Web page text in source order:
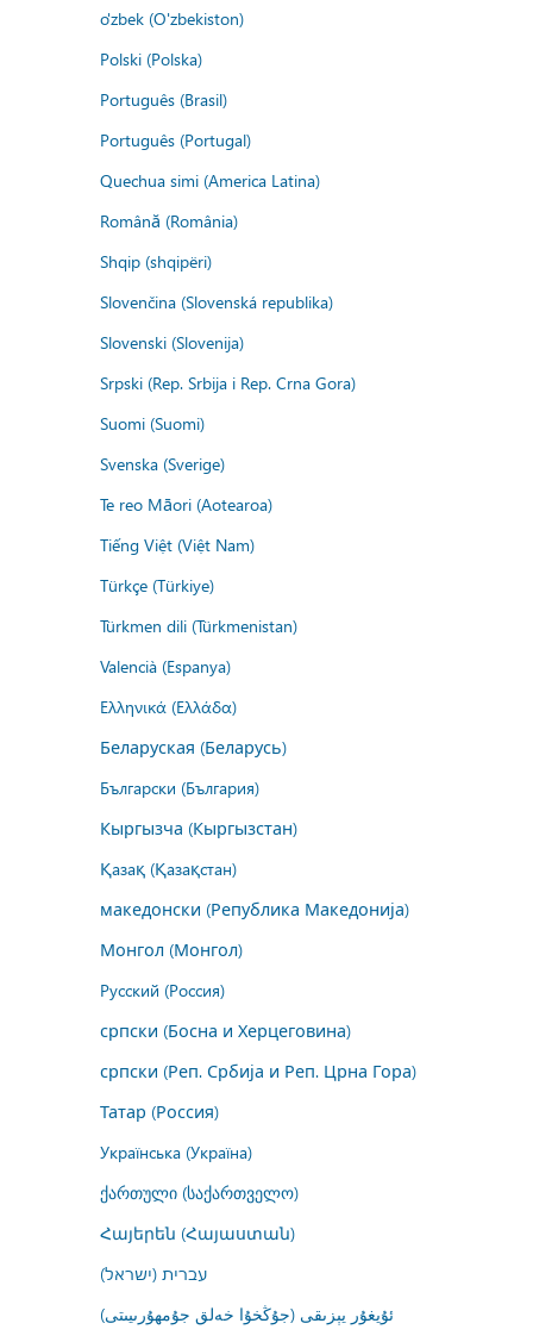
o'zbek (O'zbekiston)
Polski (Polska)
Português (Brasil)
Português (Portugal)
Quechua simi (America Latina)
Română (România)
Shqip (shqipëri)
Slovenčina (Slovenská republika)
Slovenski (Slovenija)
Srpski (Rep. Srbija i Rep. Crna Gora)
Suomi (Suomi)
Svenska (Sverige)
Te reo Māori (Aotearoa)
Tiếng Việt (Việt Nam)
Türkçe (Türkiye)
Türkmen dili (Türkmenistan)
Valencià (Espanya)
Ελληνικά (Ελλάδα)
Беларуская (Беларусь)
Български (България)
Кыргызча (Кыргызстан)
Қазақ (Қазақстан)
македонски (Република Македонија)
Монгол (Монгол)
Русский (Россия)
српски (Босна и Херцеговина)
српски (Реп. Србија и Реп. Црна Гора)
Татар (Россия)
Українська (Україна)
ქართული (საქართველო)
Հայերեն (Հայաստան)
עברית (ישראל)
ئۇيغۇر يېزىقى (جۇڭخۇا خەلق جۇمھۇرىيىتى)